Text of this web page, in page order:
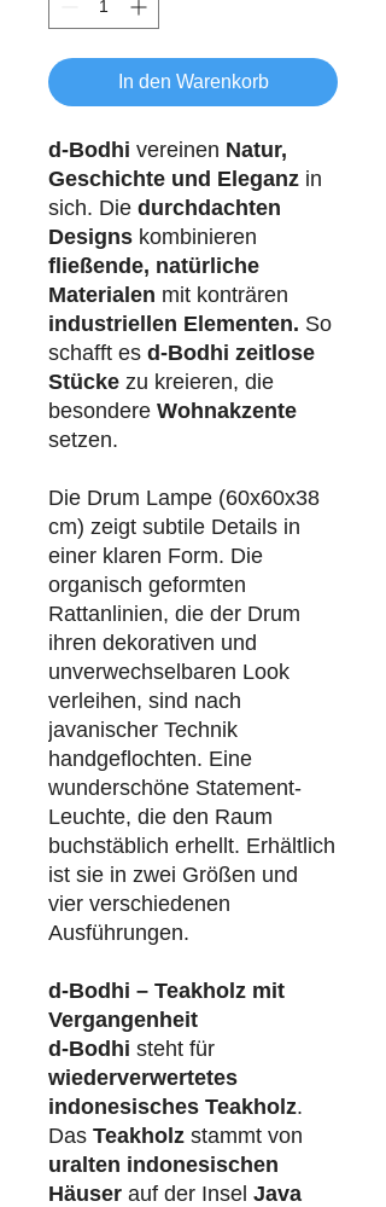
In den Warenkorb
d-Bodhi vereinen Natur,
Geschichte und Eleganz in
sich. Die durchdachten
Designs kombinieren
fließende, natürliche
Materialen mit konträren
industriellen Elementen. So
schafft es d-Bodhi zeitlose
Stücke zu kreieren, die
besondere Wohnakzente
setzen.
Die Drum Lampe (60x60x38
cm) zeigt subtile Details in
einer klaren Form. Die
organisch geformten
Rattanlinien, die der Drum
ihren dekorativen und
unverwechselbaren Look
verleihen, sind nach
javanischer Technik
handgeflochten. Eine
wunderschöne Statement-
Leuchte, die den Raum
buchstäblich erhellt. Erhältlich
ist sie in zwei Größen und
vier verschiedenen
Ausführungen.
d-Bodhi – Teakholz mit
Vergangenheit
d-Bodhi steht für
wiederverwertetes
indonesisches Teakholz.
Das Teakholz stammt von
uralten indonesischen
Häuser auf der Insel Java